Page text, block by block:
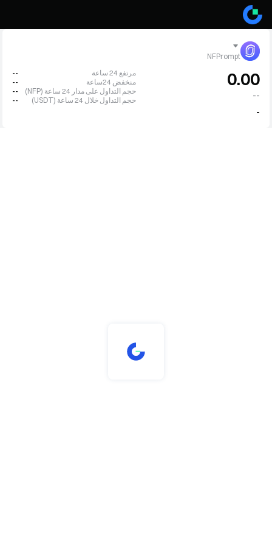
NFPrompt
0.00
--
-
مرتفع 24 ساعة
--
منخفض 24ساعة
--
حجم التداول على مدار 24 ساعة (NFP)
--
حجم التداول خلال 24 ساعة (USDT)
--